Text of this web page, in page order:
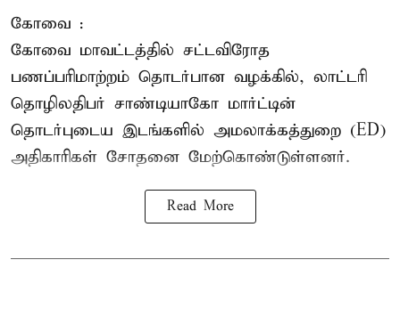
கோவை :
கோவை மாவட்டத்தில் சட்டவிரோத
பணப்பரிமாற்றம் தொடர்பான வழக்கில், லாட்டரி
தொழிலதிபர் சாண்டியாகோ மார்ட்டின்
தொடர்புடைய இடங்களில் அமலாக்கத்துறை (ED)
அதிகாரிகள் சோதனை மேற்கொண்டுள்ளனர்.
Read More